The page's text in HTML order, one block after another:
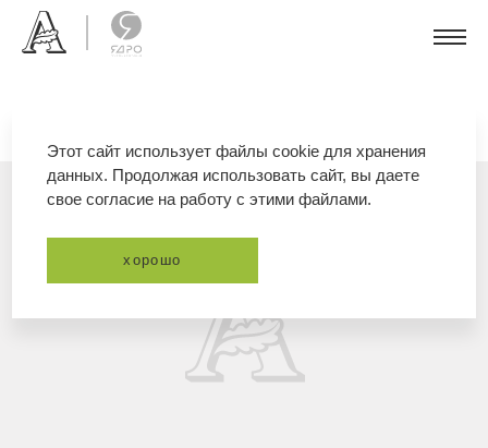
Этот сайт использует файлы cookie для хранения
данных. Продолжая использовать сайт, вы даете
свое согласие на работу с этими файлами.
хорошо